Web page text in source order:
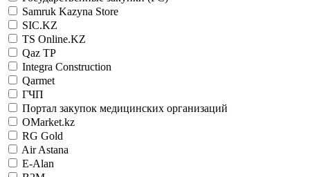
Samruk Kazyna Store
SIC.KZ
TS Online.KZ
Qaz TP
Integra Construction
Qarmet
ГЧП
Портал закупок медицинских организаций
OMarket.kz
RG Gold
Air Astana
E-Alan